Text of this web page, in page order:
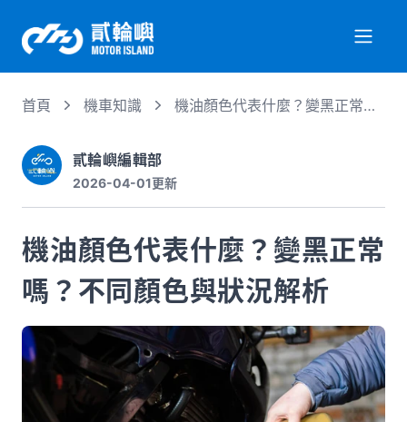
服務項目
機車行情
徵才資訊
首頁 機車知識
機油顏色代表什麼？變黑正常
貳輪嶼編輯部
2026-04-01更新
機油顏色代表什麼？變黑正常
嗎？不同顏色與狀況解析